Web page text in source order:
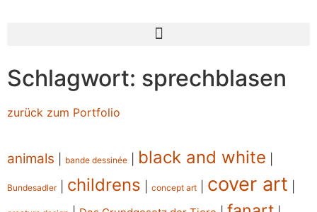
Schlagwort: sprechblasen
zurück zum Portfolio
animals bande dessinée black and white
Bundesadler| childrens concept art cover art